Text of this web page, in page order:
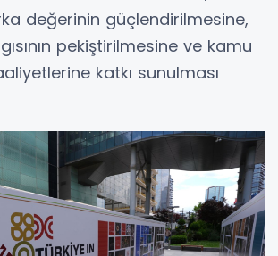
değerinin güçlendirilmesine,
pekiştirilmesine ve kamu
katkı sunulması